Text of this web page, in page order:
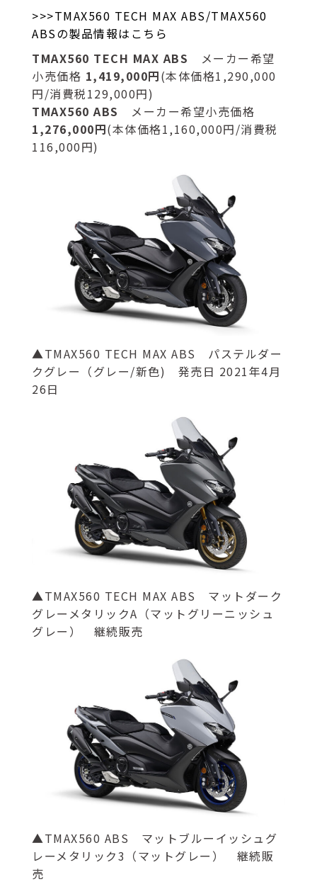
>>>TMAX560 TECH MAX ABS/TMAX560
ABSの製品情報はこちら
TMAX560 TECH MAX ABS メーカー希望
小売価格 1,419,000円(本体価格1,290,000
円/消費税129,000円)
TMAX560 ABS
メーカー希望小売価格
1,276,000円(本体価格1,160,000円/消費税
116,000円)
▲TMAX560 TECH MAX ABS パステルダー
クグレー（グレー/新色) 発売日 2021年4月
26日
▲TMAX560 TECH MAX ABS マットダーク
グレーメタリックA（マットグリーニッシュ
グレー） 継続販売
▲TMAX560 ABS マットブルーイッシュグ
レーメタリック3（マットグレー） 継続販
売